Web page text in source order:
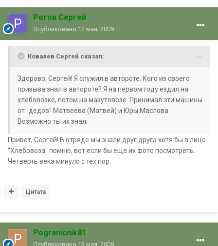
Рогов Сергей
Опубликовано 12 мая, 2009
Ковалев Сергей сказал:
Здорово, Сергей! Я служил в автороте. Кого из своего
призыва знал в автороте? Я на первом году ездил на
хлебовозке, потом на мазутовозе. Принимал эти машины
от "дедов" Матвеева (Матвей) и Юры Маслова.
Возможно ты их знал.
Привет, Сергей! В отряде мы знали друг друга хотя бы в лицо.
"Хлебовоза" помню, вот если бы еще их фото посмотреть.
Четверть века минуло с тех пор.
Цитата
Pogranicnik81
Опубликовано 13 мая, 2009